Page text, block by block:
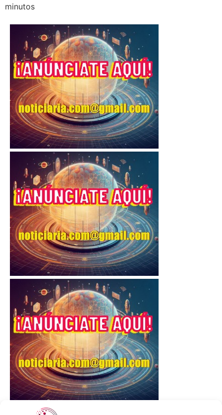
minutos